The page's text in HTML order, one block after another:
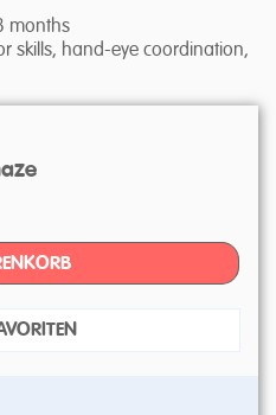
months
skills, hand-eye coordination,